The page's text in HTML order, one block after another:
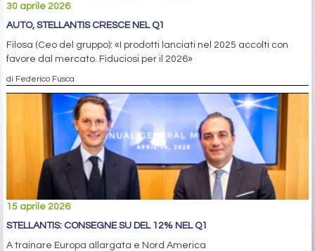
30 aprile 2026
AUTO, STELLANTIS CRESCE NEL Q1
Filosa (Ceo del gruppo): «I prodotti lanciati nel 2025 accolti con
favore dal mercato. Fiduciosi per il 2026»
di Federico Fusca
15 aprile 2026
STELLANTIS: CONSEGNE SU DEL 12% NEL Q1
A trainare Europa allargata e Nord America